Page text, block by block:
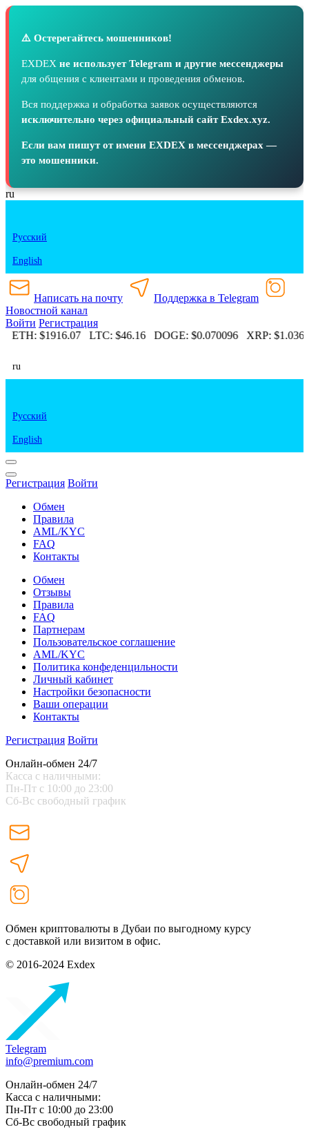
⚠️ Остерегайтесь мошенников!
EXDEX не использует Telegram и другие мессенджеры
для общения с клиентами и проведения обменов.
Вся поддержка и обработка заявок осуществляются
исключительно через официальный сайт Exdex.xyz.
Если вам пишут от имени EXDEX в мессенджерах —
это мошенники.
ru
Русский
English
Написать на почту
Поддержка в Telegram
Новостной канал
Войти Регистрация
ETH:$1916.07 LTC:$46.16 DOGE:$0.070096 XRP:$1.036
ru
Русский
English
Регистрация Войти
Обмен
Правила
AML/KYC
FAQ
Контакты
Обмен
Отзывы
Правила
FAQ
Партнерам
Пользовательское соглашение
AML/KYC
Политика конфеденцильности
Личный кабинет
Настройки безопасности
Ваши операции
Контакты
Регистрация Войти
Онлайн-обмен 24/7
Касса с наличными:
Пн-Пт с 10:00 до 23:00
Сб-Вс свободный график
Обмен криптовалюты в Дубаи по выгодному курсу
с доставкой или визитом в офис.
© 2016-2024 Exdex
Telegram
info@premium.com
Онлайн-обмен 24/7
Касса с наличными:
Пн-Пт с 10:00 до 23:00
Сб-Вс свободный график